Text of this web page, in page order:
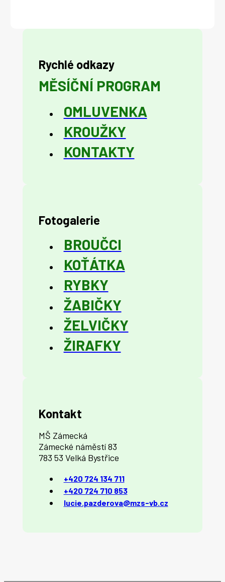
Rychlé odkazy
MĚSÍČNÍ PROGRAM
OMLUVENKA
KROUŽKY
KONTAKTY
Fotogalerie
BROUČCI
KOŤÁTKA
RYBKY
ŽABIČKY
ŽELVIČKY
ŽIRAFKY
Kontakt
MŠ Zámecká
Zámecké náměstí 83
783 53 Velká Bystřice
+420 724 134 711
+420 724 710 853
lucie.pazderova@mzs-vb.cz